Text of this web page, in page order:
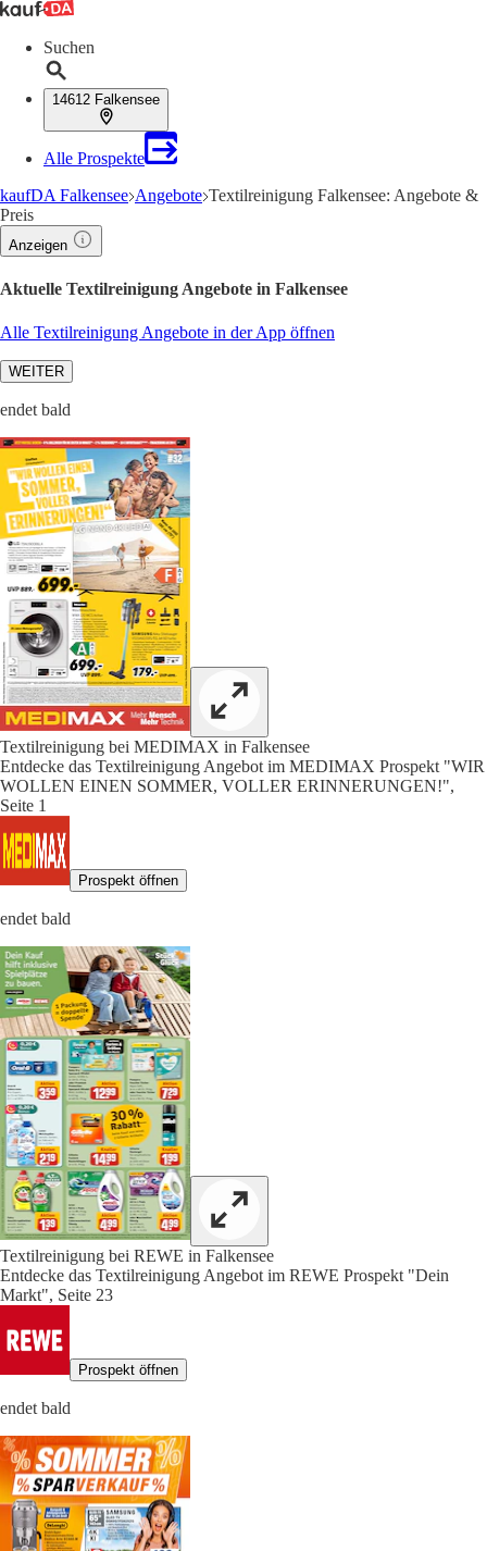
Suchen
14612 Falkensee
Alle Prospekte
kaufDA Falkensee Angebote Textilreinigung Falkensee: Angebote &
Preis
Anzeigen
Aktuelle Textilreinigung Angebote in Falkensee
Alle Textilreinigung Angebote in der App öffnen
WEITER
endet bald
Textilreinigung bei MEDIMAX in Falkensee
Entdecke das Textilreinigung Angebot im MEDIMAX Prospekt "WIR
WOLLEN EINEN SOMMER, VOLLER ERINNERUNGEN!",
Seite 1
Prospekt öffnen
endet bald
Textilreinigung bei REWE in Falkensee
Entdecke das Textilreinigung Angebot im REWE Prospekt "Dein
Markt", Seite 23
Prospekt öffnen
endet bald